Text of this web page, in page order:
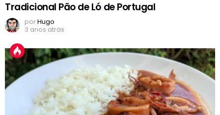
Tradicional Pão de Ló de Portugal
porHugo
3 anos atrás